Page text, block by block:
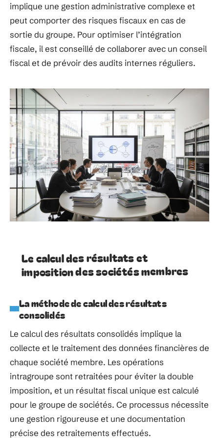
implique une gestion administrative complexe et
peut comporter des risques fiscaux en cas de
sortie du groupe. Pour optimiser l’intégration
fiscale, il est conseillé de collaborer avec un conseil
fiscal et de prévoir des audits internes réguliers.
Le calcul des résultats et
imposition des sociétés membres
La méthode de calcul des résultats
consolidés
Le calcul des résultats consolidés implique la
collecte et le traitement des données financières de
chaque société membre. Les opérations
intragroupe sont retraitées pour éviter la double
imposition, et un résultat fiscal unique est calculé
pour le groupe de sociétés. Ce processus nécessite
une gestion rigoureuse et une documentation
précise des retraitements effectués.